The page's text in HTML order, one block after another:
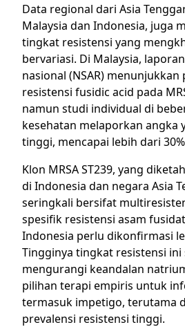
Data regional dari Asia
Malaysia dan Indonesia, juga
tingkat resistensi yang
bervariasi. Di Malaysia,
nasional (NSAR) menunjukkan
resistensi fusidic acid pada
namun studi individual di
kesehatan melaporkan angka
tinggi, mencapai lebih dari
Klon MRSA ST239, yang
di Indonesia dan negara Asia
seringkali bersifat
spesifik resistensi asam
Indonesia perlu dikonfirmasi
Tingginya tingkat resistensi ini
mengurangi keandalan
pilihan terapi empiris untuk
termasuk impetigo, terutama
prevalensi resistensi tinggi.